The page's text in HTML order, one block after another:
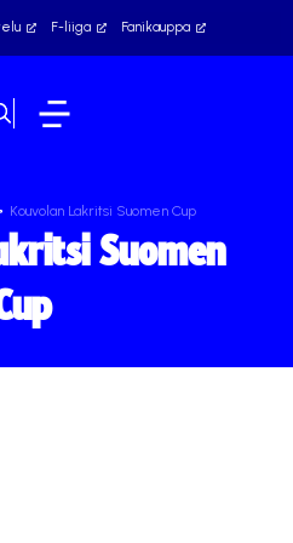
F-liiga Fanikauppa
Kouvolan Lakritsi Suomen Cup
Suomen